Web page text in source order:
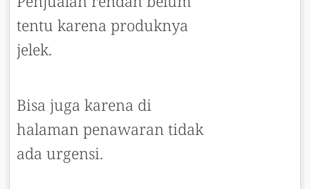
tentu karena produknya
jelek.
Bisa juga karena di
halaman penawaran tidak
ada urgensi.